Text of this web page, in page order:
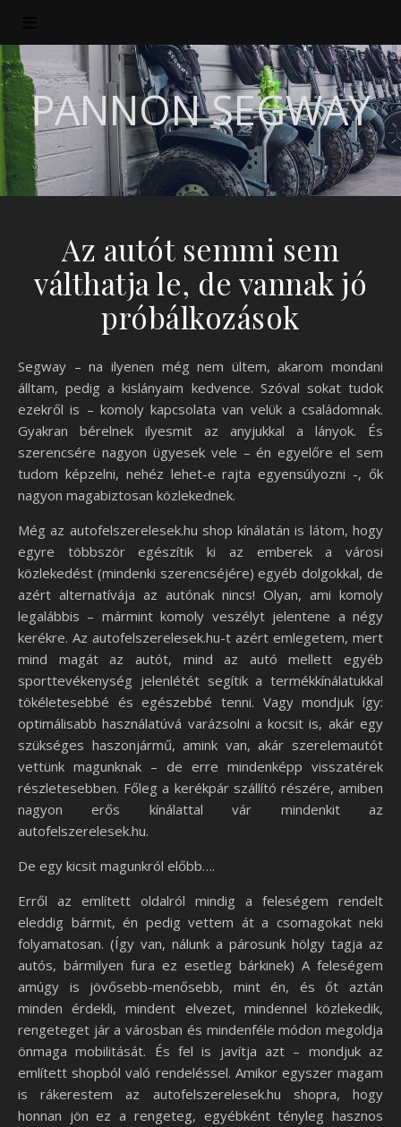
PANNON SEGWAY
Az autót semmi sem
válthatja le, de vannak jó
próbálkozások
Segway – na ilyenen még nem ültem, akarom mondani
álltam, pedig a kislányaim kedvence. Szóval sokat tudok
ezekről is – komoly kapcsolata van velük a családomnak.
Gyakran bérelnek ilyesmit az anyjukkal a lányok. És
szerencsére nagyon ügyesek vele – én egyelőre el sem
tudom képzelni, nehéz lehet-e rajta egyensúlyozni -, ők
nagyon magabiztosan közlekednek.
Még az autofelszerelesek.hu shop kínálatán is látom, hogy
egyre többször egészítik ki az emberek a városi
közlekedést (mindenki szerencséjére) egyéb dolgokkal, de
azért alternatívája az autónak nincs! Olyan, ami komoly
legalábbis – mármint komoly veszélyt jelentene a négy
kerékre. Az autofelszerelesek.hu-t azért emlegetem, mert
mind magát az autót, mind az autó mellett egyéb
sporttevékenység jelenlétét segítik a termékkínálatukkal
tökéletesebbé és egészebbé tenni. Vagy mondjuk így:
optimálisabb használatúvá varázsolni a kocsit is, akár egy
szükséges haszonjármű, amink van, akár szerelemautót
vettünk magunknak – de erre mindenképp visszatérek
részletesebben. Főleg a kerékpár szállító részére, amiben
nagyon erős kínálattal vár mindenkit az
autofelszerelesek.hu.
De egy kicsit magunkról előbb….
Erről az említett oldalról mindig a feleségem rendelt
eleddig bármit, én pedig vettem át a csomagokat neki
folyamatosan. (Így van, nálunk a párosunk hölgy tagja az
autós, bármilyen fura ez esetleg bárkinek) A feleségem
amúgy is jövősebb-menősebb, mint én, és őt aztán
minden érdekli, mindent elvezet, mindennel közlekedik,
rengeteget jár a városban és mindenféle módon megoldja
önmaga mobilitását. És fel is javítja azt – mondjuk az
említett shopból való rendeléssel. Amikor egyszer magam
is rákerestem az autofelszerelesek.hu shopra, hogy
honnan jön ez a rengeteg, egyébként tényleg hasznos